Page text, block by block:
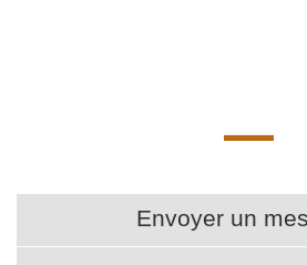
Envoyer un